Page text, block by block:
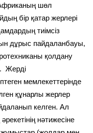
шөл
бір қатар жерлері
тиімсіз
дұрыс пайдаланбауы,
қолдану
Жерді
мемлекеттерінде
құнарлы жерлер
келген. Ал
нәтижесіне